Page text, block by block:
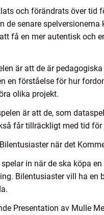
och förändrats över
de senare
få en mer autentisk och
är att de är
en förståelse för hur
olika projekt.
är att de, som
får tillräckligt med tid för
när det
in när de ska köpa
Bilentusiaster vill ha
Presentation av Mulle